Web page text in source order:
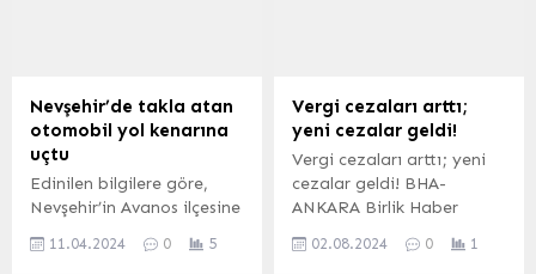
BURSA (İGFA) – Bursa
Yıldırım Belediyesi ve
Bursa Belediyeler Birliği
Başkanı Oktay Yılmaz,
Kentsel Dönüşüm ve
Şehircilik Vakfı...
getirdi Erkan ÇAKILLI /
İZMİR (İGFA) – İzmir’in
Karabağlar ilçesine bağlı
Devrim Mahallesi, son
dönemde dikkat çeken bir
dönüşüme sahne oluyor.
Uzun süredir...
Nevşehir’de takla atan
otomobil yol kenarına
uçtu
Edinilen bilgilere göre,
Nevşehir’in Avanos ilçesine
yağmur nedeniyle
11.04.2024 0 5
Vergi cezaları arttı;
yeni cezalar geldi!
Vergi cezaları arttı; yeni
cezalar geldi! BHA-
ANKARA Birlik Haber
yürürlüğe giren 7524 sayılı
02.08.2024 0 1